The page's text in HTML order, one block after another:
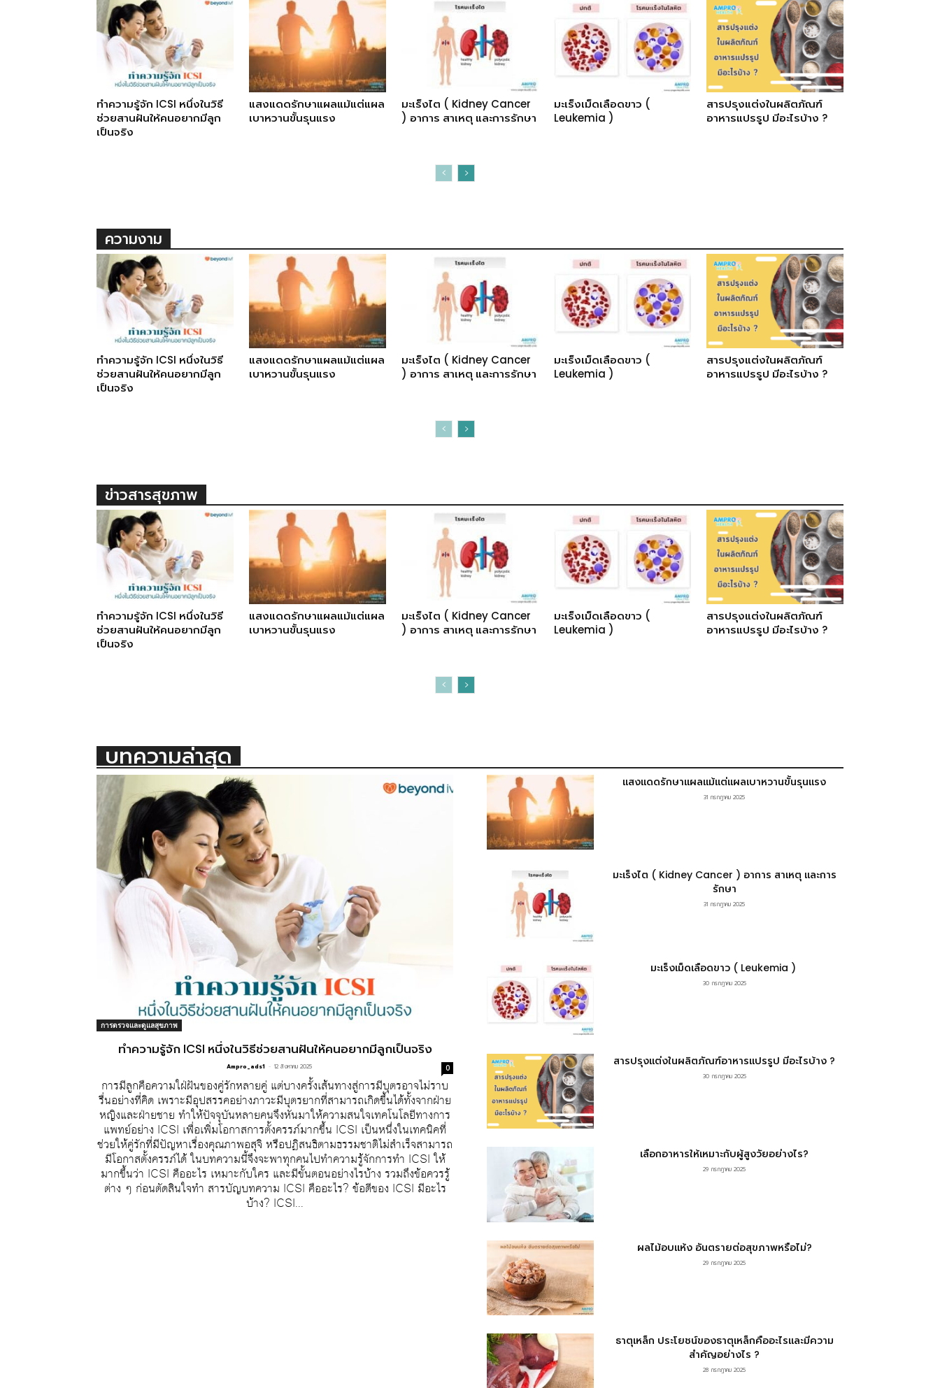
ทำความรู้จัก ICSI หนึ่งในวิธี
ช่วยสานฝันให้คนอยากมีลูก
เป็นจริง
แสงแดดรักษาแผลแม้แต่แผล
เบาหวานขั้นรุนแรง
มะเร็งไต ( Kidney Cancer
) อาการ สาเหตุ และการรักษา
มะเร็งเม็ดเลือดขาว (
Leukemia )
สารปรุงแต่งในผลิตภัณฑ์
อาหารแปรรูป มีอะไรบ้าง ?
ความงาม
ทำความรู้จัก ICSI หนึ่งในวิธี
ช่วยสานฝันให้คนอยากมีลูก
เป็นจริง
แสงแดดรักษาแผลแม้แต่แผล
เบาหวานขั้นรุนแรง
มะเร็งไต ( Kidney Cancer
) อาการ สาเหตุ และการรักษา
มะเร็งเม็ดเลือดขาว (
Leukemia )
สารปรุงแต่งในผลิตภัณฑ์
อาหารแปรรูป มีอะไรบ้าง ?
ข่าวสารสุขภาพ
ทำความรู้จัก ICSI หนึ่งในวิธี
ช่วยสานฝันให้คนอยากมีลูก
เป็นจริง
แสงแดดรักษาแผลแม้แต่แผล
เบาหวานขั้นรุนแรง
มะเร็งไต ( Kidney Cancer
) อาการ สาเหตุ และการรักษา
มะเร็งเม็ดเลือดขาว (
Leukemia )
สารปรุงแต่งในผลิตภัณฑ์
อาหารแปรรูป มีอะไรบ้าง ?
บทความล่าสุด
การตรวจและดูแลสุขภาพ
ทำความรู้จัก ICSI หนึ่งในวิธีช่วยสานฝันให้คนอยากมีลูกเป็นจริง
Ampro_ads1 - 12 สิงหาคม 2025 0
การมีลูกคือความใฝ่ฝันของคู่รักหลายคู่ แต่บางครั้งเส้นทางสู่การมีบุตรอาจไม่ราบ
รื่นอย่างที่คิด เพราะมีอุปสรรคอย่างภาวะมีบุตรยากที่สามารถเกิดขึ้นได้ทั้งจากฝ่าย
หญิงและฝ่ายชาย ทำให้ปัจจุบันหลายคนจึงหันมาให้ความสนใจเทคโนโลยีทางการ
แพทย์อย่าง ICSI เพื่อเพิ่มโอกาสการตั้งครรภ์มากขึ้น ICSI เป็นหนึ่งในเทคนิคที่
ช่วยให้คู่รักที่มีปัญหาเรื่องคุณภาพอสุจิ หรือปฏิสนธิตามธรรมชาติไม่สำเร็จสามารถ
มีโอกาสตั้งครรภ์ได้ ในบทความนี้จึงจะพาทุกคนไปทำความรู้จักการทำ ICSI ให้
มากขึ้นว่า ICSI คืออะไร เหมาะกับใคร และมีขั้นตอนอย่างไรบ้าง รวมถึงข้อควรรู้
ต่าง ๆ ก่อนตัดสินใจทำ สารบัญบทความ ICSI คืออะไร? ข้อดีของ ICSI มีอะไร
บ้าง? ICSI...
แสงแดดรักษาแผลแม้แต่แผลเบาหวานขั้นรุนแรง
31 กรกฎาคม 2025
มะเร็งไต ( Kidney Cancer ) อาการ สาเหตุ และการ
รักษา
31 กรกฎาคม 2025
มะเร็งเม็ดเลือดขาว ( Leukemia )
30 กรกฎาคม 2025
สารปรุงแต่งในผลิตภัณฑ์อาหารแปรรูป มีอะไรบ้าง ?
30 กรกฎาคม 2025
เลือกอาหารให้เหมาะกับผู้สูงวัยอย่างไร?
29 กรกฎาคม 2025
ผลไม้อบแห้ง อันตรายต่อสุขภาพหรือไม่?
29 กรกฎาคม 2025
ธาตุเหล็ก ประโยชน์ของธาตุเหล็กคืออะไรและมีความ
สำคัญอย่างไร ?
28 กรกฎาคม 2025